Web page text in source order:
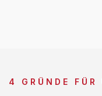
4 GRÜNDE FÜR